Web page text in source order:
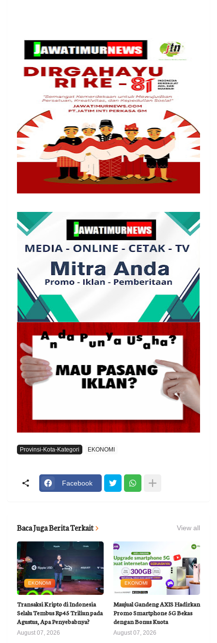
Provinsi-Kota-Kategori EKONOMI
Facebook
Baca Juga Berita Terkait View all
EKONOMI
Transaksi Kripto di Indonesia
Selalu Tembus Rp45 Triliun pada
Agustus, Apa Penyebabnya?
August 07, 2026
EKONOMI
Maujual Gandeng AXIS Hadirkan
Promo Smartphone 5G Bekas
dengan Bonus Kuota
August 07, 2026